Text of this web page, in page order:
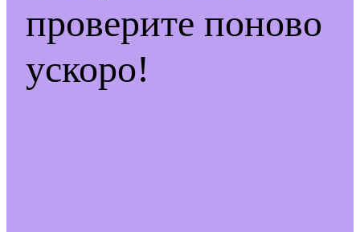
проверите поново
ускоро!